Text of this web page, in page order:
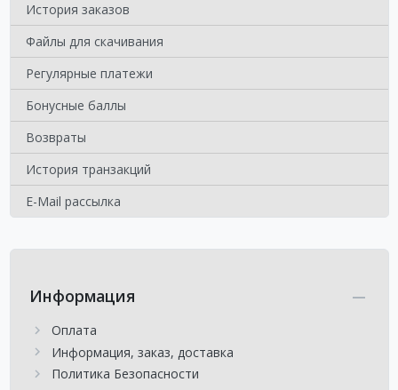
История заказов
Файлы для скачивания
Регулярные платежи
Бонусные баллы
Возвраты
История транзакций
E-Mail рассылка
Информация
Оплата
Информация, заказ, доставка
Политика Безопасности